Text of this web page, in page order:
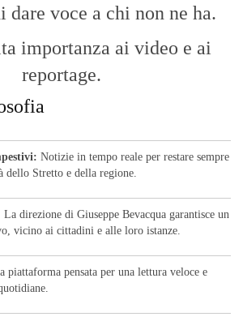
voce a chi non ne ha.
importanza ai video e ai
reportage.
Notizie in tempo reale per restare sempre
dello Stretto e della regione.
La direzione di Giuseppe Bevacqua garantisce un
vicino ai cittadini e alle loro istanze.
piattaforma pensata per una lettura veloce e